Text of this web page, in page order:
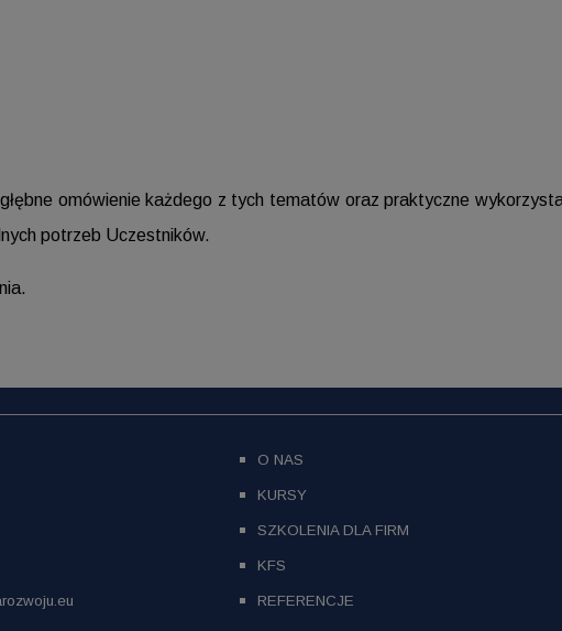
omówienie każdego z tych tematów oraz praktyczne
potrzeb Uczestników.
O NAS
KURSY
SZKOLENIA DLA FIRM
KFS
REFERENCJE